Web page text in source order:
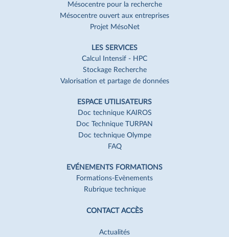
Mésocentre pour la recherche
Mésocentre ouvert aux entreprises
Projet MésoNet
LES SERVICES
Calcul Intensif - HPC
Stockage Recherche
Valorisation et partage de données
ESPACE UTILISATEURS
Doc technique KAIROS
Doc Technique TURPAN
Doc technique Olympe
FAQ
EVÉNEMENTS FORMATIONS
Formations-Evènements
Rubrique technique
CONTACT ACCÈS
Actualités